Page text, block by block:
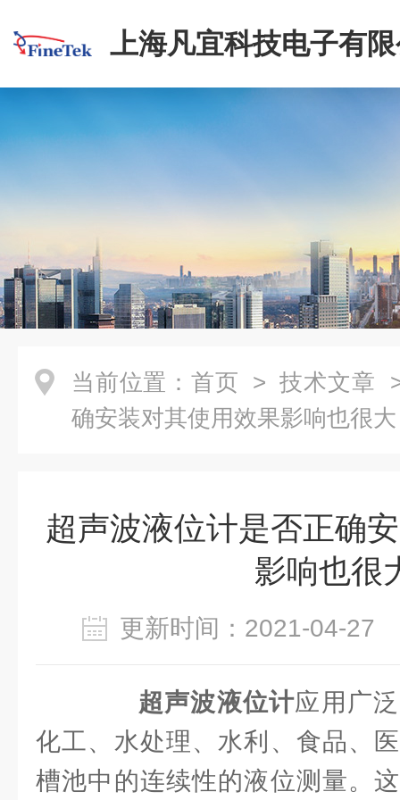
上海凡宜科技电子有
当前位置： 首页 > 技术文章
确安装对其使用效果影响也很大
超声波液位计是否正确
影响也很
更新时间：2021-04-
超声波液位计应用广
化工、水处理、水利、食品、
槽池中的连续性的液位测量。